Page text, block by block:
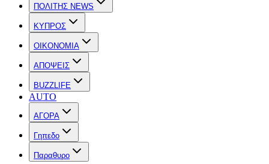
ΠΟΛΙΤΗΣ NEWS
ΚΥΠΡΟΣ
OIKONOMIA
ΑΠΟΨΕΙΣ
BUZZLIFE
AUTO
ΑΓΟΡΑ
Γηπεδο
Παραθυρο